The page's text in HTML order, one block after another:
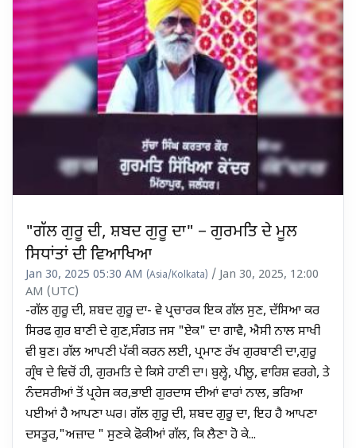
"ਗੱਲ ਗੁਰੂ ਦੀ, ਸ਼ਬਦ ਗੁਰੂ ਦਾ" – ਗੁਰਮਤਿ ਦੇ ਮੂਲ
ਸਿਧਾਂਤਾਂ ਦੀ ਵਿਆਖਿਆ
Jan 30, 2025 05:30 AM (Asia/Kolkata) / Jan 30, 2025, 12:00
AM (UTC)
-ਗੱਲ ਗੁਰੂ ਦੀ, ਸ਼ਬਦ ਗੁਰੂ ਦਾ- ਵੇ ਪ੍ਰਚਾਰਕ ਇਕ ਗੱਲ ਸੁਣ, ਦੱਸਿਆ ਕਰ
ਸਿਰਫ ਗੁਰ ਬਾਣੀ ਦੇ ਗੁਣ,ਸੰਗਤ ਜਸ "ਏਕ" ਦਾ ਗਾਵੈ, ਐਸੀ ਨਾਲ ਸਾਖੀ
ਵੀ ਬੁਣ। ਗੱਲ ਆਪਣੀ ਪੱਕੀ ਕਰਨ ਲਈ, ਪ੍ਰਮਾਣ ਰੱਖ ਗੁਰਬਾਣੀ ਦਾ,ਗੁਰੂ
ਗ੍ਰੰਥ ਦੇ ਵਿਚੋਂ ਹੀ, ਗੁਰਮਤਿ ਦੇ ਕਿਸੇ ਹਾਣੀ ਦਾ। ਬੁਲ੍ਹੇ, ਪੀਲੂ, ਵਾਰਿਸ਼ ਵਰਗੇ, ਤੇ
ਨੰਦਸਰੀਆਂ ਤੋਂ ਪ੍ਰਹੇਜ ਕਰ,ਭਾਈ ਗੁਰਦਾਸ ਦੀਆਂ ਵਾਰਾਂ ਨਾਲ, ਭਰਿਆ
ਪਈਆਂ ਹੈ ਆਪਣਾ ਘਰ। ਗੱਲ ਗੁਰੂ ਦੀ, ਸ਼ਬਦ ਗੁਰੂ ਦਾ, ਇਹ ਹੈ ਆਪਣਾ
ਦਸਤੂਰ,"ਅਜ਼ਾਦ " ਸੁਣਕੇ ਫੋਕੀਆਂ ਗੱਲ, ਕਿ ਲੈਣਾ ਹੋ ਕੇ...